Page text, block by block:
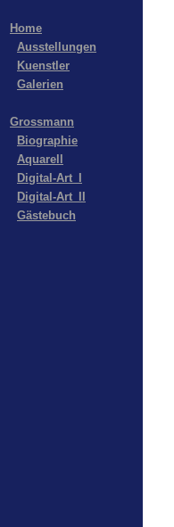
Home
Ausstellungen
Kuenstler
Galerien
Grossmann
Biographie
Aquarell
Digital-Art_I
Digital-Art_II
Gästebuch